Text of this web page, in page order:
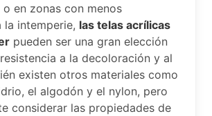
en zonas con menos
la intemperie, las telas acrílicas
pueden ser una gran elección
a la decoloración y al
existen otros materiales como
el algodón y el nylon, pero
considerar las propiedades de